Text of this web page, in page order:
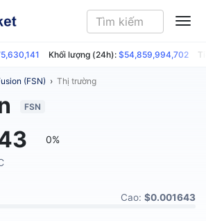
Khối lượng (24h): $54,859,994,702
(FSN) › Thị trường
FSN
0%
Cao: $0.001643